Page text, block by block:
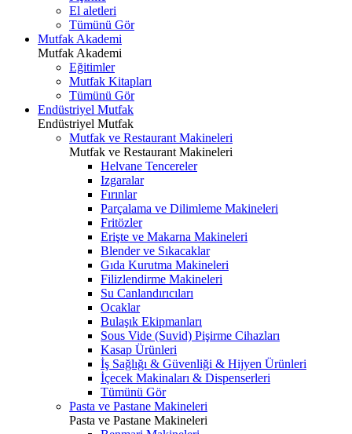
El aletleri
Tümünü Gör
Mutfak Akademi
Mutfak Akademi
Eğitimler
Mutfak Kitapları
Tümünü Gör
Endüstriyel Mutfak
Endüstriyel Mutfak
Mutfak ve Restaurant Makineleri
Mutfak ve Restaurant Makineleri
Helvane Tencereler
Izgaralar
Fırınlar
Parçalama ve Dilimleme Makineleri
Fritözler
Erişte ve Makarna Makineleri
Blender ve Sıkacaklar
Gıda Kurutma Makineleri
Filizlendirme Makineleri
Su Canlandırıcıları
Ocaklar
Bulaşık Ekipmanları
Sous Vide (Suvid) Pişirme Cihazları
Kasap Ürünleri
İş Sağlığı & Güvenliği & Hijyen Ürünleri
İçecek Makinaları & Dispenserleri
Tümünü Gör
Pasta ve Pastane Makineleri
Pasta ve Pastane Makineleri